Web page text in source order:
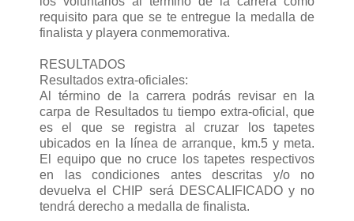
requisito para que se te entregue la medalla de
finalista y playera conmemorativa.
RESULTADOS
Resultados extra-oficiales:
Al término de la carrera podrás revisar en la
carpa de Resultados tu tiempo extra-oficial, que
es el que se registra al cruzar los tapetes
ubicados en la línea de arranque, km.5 y meta.
El equipo que no cruce los tapetes respectivos
en las condiciones antes descritas y/o no
devuelva el CHIP será DESCALIFICADO y no
tendrá derecho a medalla de finalista.